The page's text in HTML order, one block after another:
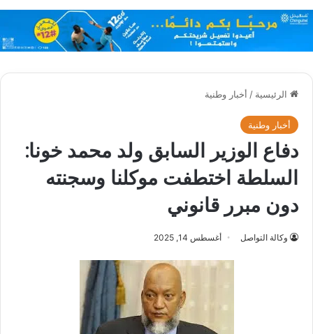
الرئيسية / أخبار وطنية
أخبار وطنية
دفاع الوزير السابق ولد محمد خونا:
السلطة اختطفت موكلنا وسجنته
دون مبرر قانوني
وكالة التواصل أغسطس 14, 2025